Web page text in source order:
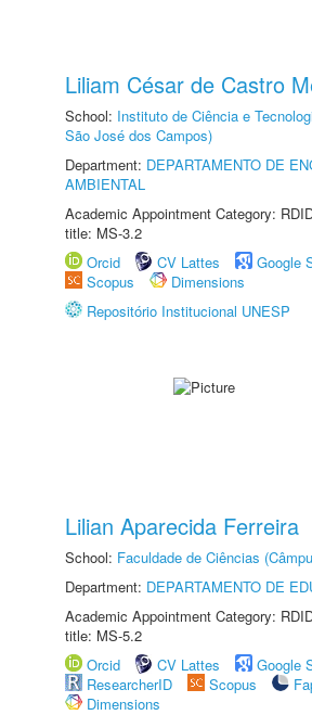
Liliam César de Castro
School: Instituto de Ciência e
São José dos Campos)
Department: DEPARTAMENTO DE
AMBIENTAL
Academic Appointment Category:
title: MS-3.2
Orcid
CV Lattes
Google
Scopus
Dimensions
Repositório Institucional UNESP
Lilian Aparecida Ferreira
School: Faculdade de Ciências
Department: DEPARTAMENTO DE
Academic Appointment Category:
title: MS-5.2
Orcid
CV Lattes
Google
ResearcherID
Scopus
Dimensions